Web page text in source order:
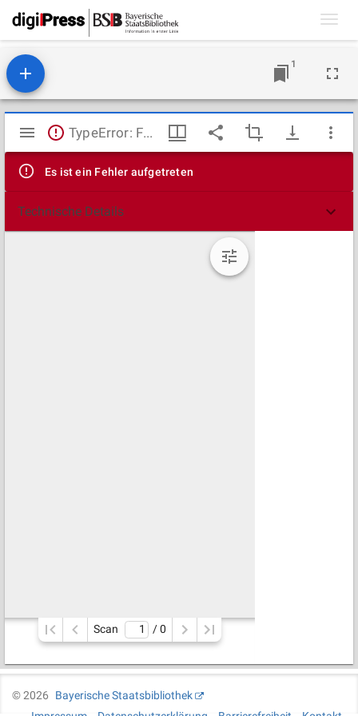
1
Mirador
Viewer
TypeError: Failed to fetch
Es ist ein Fehler aufgetreten
Technische Details
Scan / 0
©2026
Bayerische Staatsbibliothek